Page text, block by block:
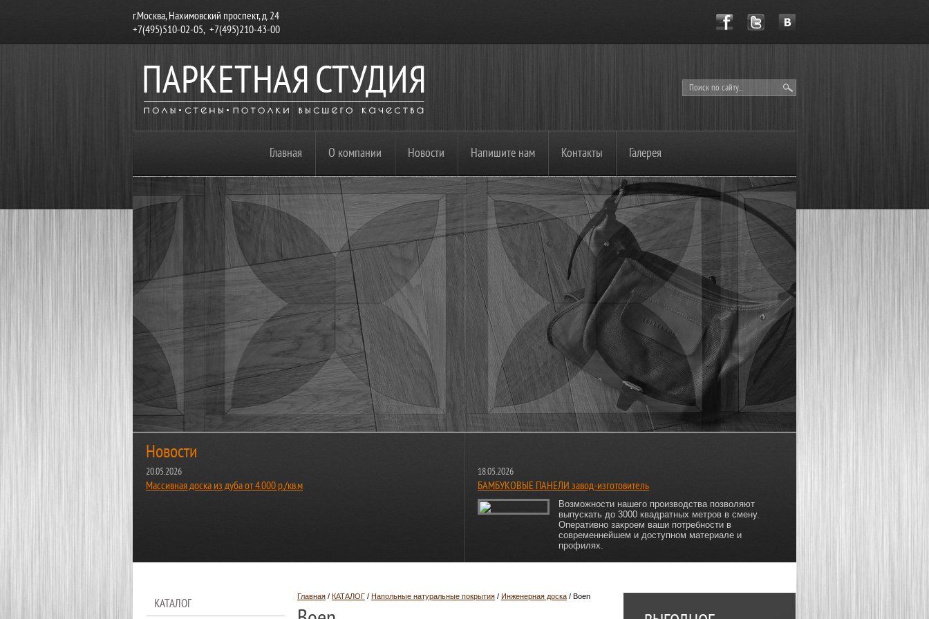
Главная О компании Новости Напишите нам Контакты Галерея
г.Москва, Нахимовский проспект, д. 24
+7(495)510-02-05, +7(495)210-43-00
Новости
20.05.2026
Массивная доска из дуба от 4.000 р./кв.м
18.05.2026
БАМБУКОВЫЕ ПАНЕЛИ завод-изготовитель
Возможности нашего производства позволяют
выпускать до 3000 квадратных метров в смену.
Оперативно закроем ваши потребности в
современнейшем и доступном материале и
профилях.
Главная / КАТАЛОГ / Напольные натуральные покрытия / Инженерная доска / Boen
КАТАЛОГ